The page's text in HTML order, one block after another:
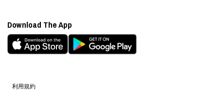
利用規約
Download The App